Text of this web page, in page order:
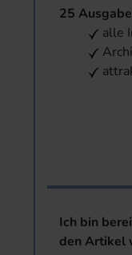
25
alle
Ich bin
den Artikel